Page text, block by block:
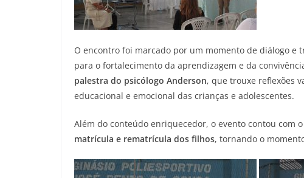
O encontro foi marcado por um momento de diálogo e
para o fortalecimento da aprendizagem e da
palestra do psicólogo Anderson, que trouxe reflexões
educacional e emocional das crianças e adolescentes.
Além do conteúdo enriquecedor, o evento contou com o
matrícula e rematrícula dos filhos, tornando o